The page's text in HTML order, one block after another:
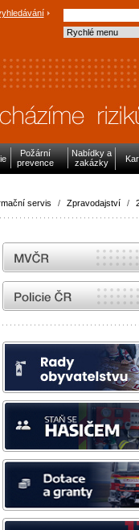
Požární
prevence
Nabídky a
zakázky
servis / Zpravodajství /
MVČR
internetové stránky Policie ČR